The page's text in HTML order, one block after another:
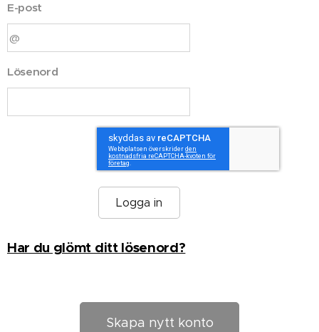
E-post
Lösenord
Logga in
Har du glömt ditt lösenord?
Skapa nytt konto